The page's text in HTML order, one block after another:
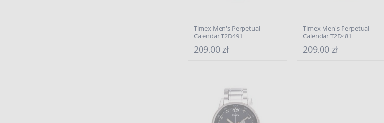
Timex Men's Perpetual
Calendar T2D491
209,00 zł
Timex Men's Perpetual
Calendar T2D481
209,00 zł